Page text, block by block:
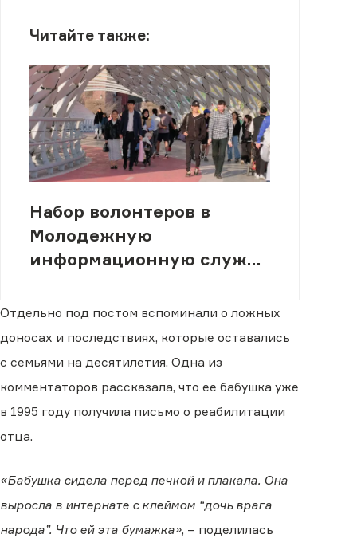
Читайте также:
Набор волонтеров в
Молодежную
информационную службу
Отдельно под постом вспоминали о ложных
доносах и последствиях, которые оставались
с семьями на десятилетия. Одна из
комментаторов рассказала, что ее бабушка уже
в 1995 году получила письмо о реабилитации
отца.
«Бабушка сидела перед печкой и плакала. Она
выросла в интернате с клеймом “дочь врага
народа”. Что ей эта бумажка», – поделилась